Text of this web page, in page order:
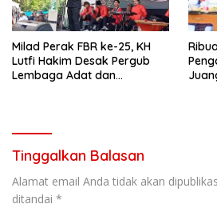
Milad Perak FBR ke-25, KH
Lutfi Hakim Desak Pergub
Lembaga Adat dan
Tinggalkan Balasan
Alamat email Anda tidak akan
ditandai *